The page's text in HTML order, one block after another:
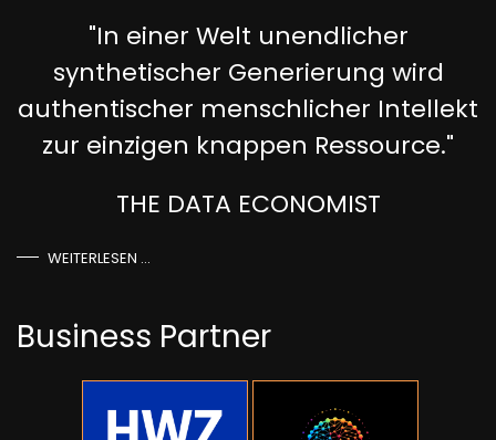
"In einer Welt unendlicher
synthetischer Generierung wird
authentischer menschlicher Intellekt
zur einzigen knappen Ressource."
THE DATA ECONOMIST
WEITERLESEN …
Business Partner